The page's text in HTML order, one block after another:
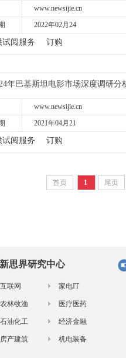
www.newsijie.cn
2022年02月24
试阅服务 订购
年巴基斯坦电影市场深度调研分
www.newsijie.cn
2021年04月21
试阅服务 订购
首页 1 尾页
新思界研究中心
互联网 家电IT
农林牧渔 医疗医药
石油化工 经济金融
房产建筑 机电装备